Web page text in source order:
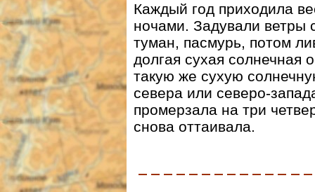
Каждый год приходила
ночами. Задували ветры
туман, пасмурь, потом
долгая сухая солнечная
такую же сухую
севера или северо-
промерзала на три
снова оттаивала.